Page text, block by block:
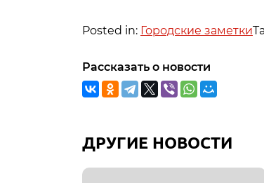
Posted in: Городские заметки
Рассказать о новости
ДРУГИЕ НОВОСТИ